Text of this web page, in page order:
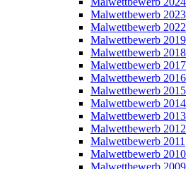
Malwettbewerb 2023
Malwettbewerb 2022
Malwettbewerb 2019
Malwettbewerb 2018
Malwettbewerb 2017
Malwettbewerb 2016
Malwettbewerb 2015
Malwettbewerb 2014
Malwettbewerb 2013
Malwettbewerb 2012
Malwettbewerb 2011
Malwettbewerb 2010
Malwettbewerb 2009